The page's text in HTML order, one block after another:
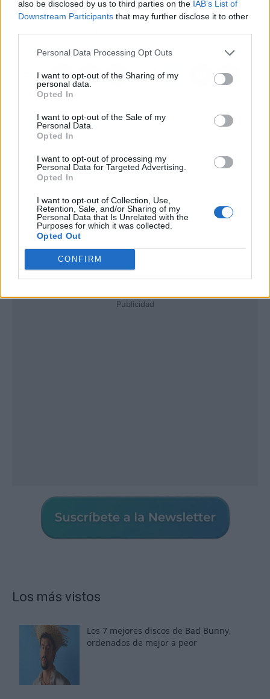
also be disclosed by us to third parties on the IAB’s List of
Downstream Participants that may further disclose it to other
Personal Data Processing Opt Outs
I want to opt-out of the Sharing of my
personal data.
Opted In
I want to opt-out of the Sale of my
Personal Data.
Opted In
I want to opt-out of processing my
Personal Data for Targeted Advertising.
Opted In
I want to opt-out of Collection, Use,
Retention, Sale, and/or Sharing of my
Personal Data that Is Unrelated with the
Purposes for which it was collected.
Opted Out
CONFIRM
Transformar el miedo en
valentía con la coach
Hotel Treats permite
conseguir Day Pass en
Publicidad
Los más vistos
Los 7 mejores discos de Bad Bunny,
ordenados de mejor a peor